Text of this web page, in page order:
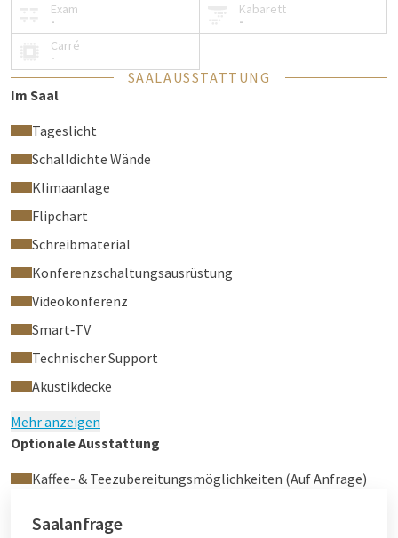
Exam
-
Kabarett
-
Carré
-
SAALAUSSTATTUNG
Im Saal
Tageslicht
Schalldichte Wände
Klimaanlage
Flipchart
Schreibmaterial
Konferenzschaltungsausrüstung
Videokonferenz
Smart‑TV
Technischer Support
Akustikdecke
Mehr anzeigen
Optionale Ausstattung
Kaffee- & Teezubereitungsmöglichkeiten (Auf Anfrage)
Saalanfrage